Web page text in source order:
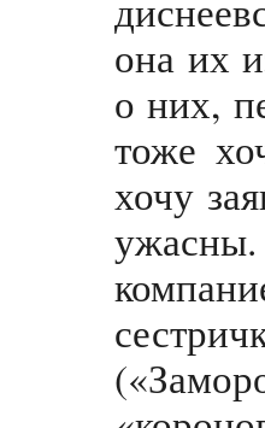
она их
о них,
тоже
хочу